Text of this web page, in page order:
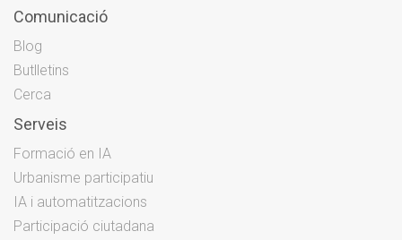
Comunicació
Blog
Butlletins
Cerca
Serveis
Formació en IA
Urbanisme participatiu
IA i automatitzacions
Participació ciutadana